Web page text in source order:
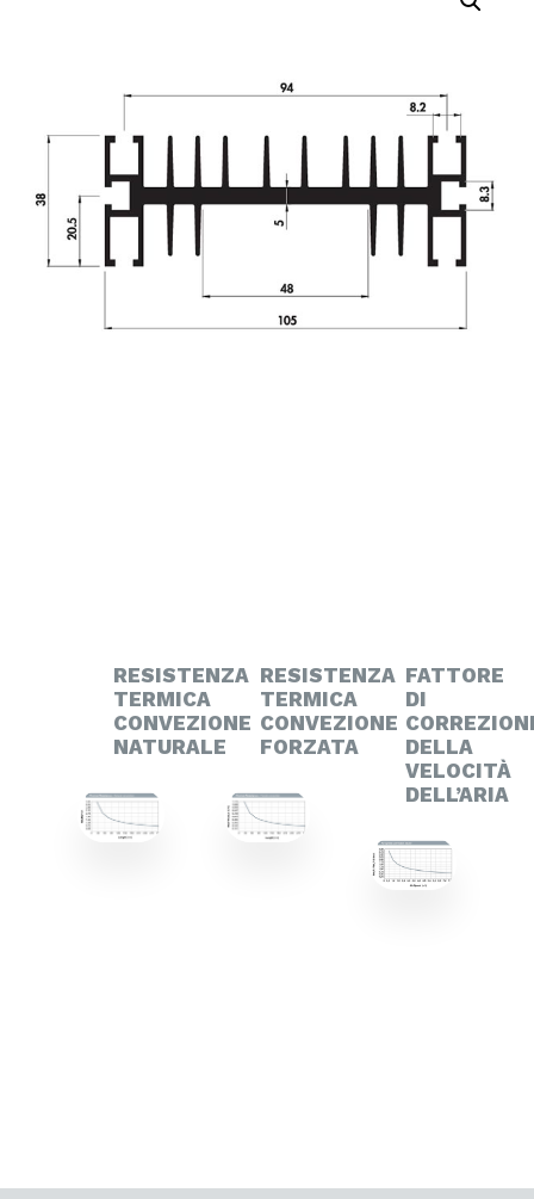
RESISTENZA
TERMICA
CONVEZIONE
NATURALE
RESISTENZA
TERMICA
CONVEZIONE
FORZATA
FATTORE
DI
DELLA
VELOCITÀ
DELL’ARIA